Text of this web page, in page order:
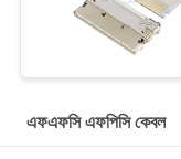
এফএফসি এফপিসি কেবল